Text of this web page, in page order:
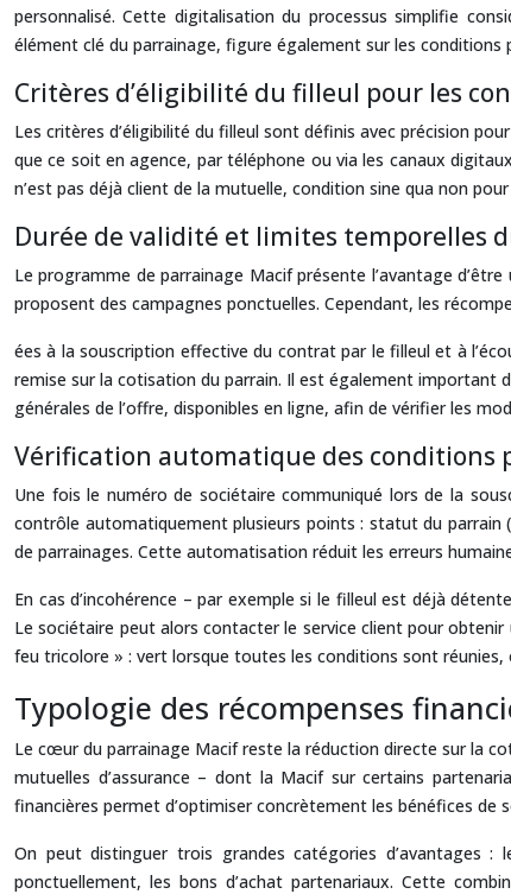
personnalisé. Cette digitalisation du processus simplifie
élément clé du parrainage, figure également sur les conditions
Critères d’éligibilité du filleul pour les
Les critères d’éligibilité du filleul sont définis avec précision
que ce soit en agence, par téléphone ou via les canaux
n’est pas déjà client de la mutuelle, condition sine qua non
Durée de validité et limites temporelles
Le programme de parrainage Macif présente l’avantage
proposent des campagnes ponctuelles. Cependant, les
ées à la souscription effective du contrat par le filleul et à
remise sur la cotisation du parrain. Il est également
générales de l’offre, disponibles en ligne, afin de vérifier les
Vérification automatique des conditions
Une fois le numéro de sociétaire communiqué lors de la
contrôle automatiquement plusieurs points : statut du parrain
de parrainages. Cette automatisation réduit les erreurs
En cas d’incohérence – par exemple si le filleul est déjà
Le sociétaire peut alors contacter le service client pour obtenir
feu tricolore » : vert lorsque toutes les conditions sont réunies,
Typologie des récompenses
Le cœur du parrainage Macif reste la réduction directe sur la
mutuelles d’assurance – dont la Macif sur certains
financières permet d’optimiser concrètement les bénéfices
On peut distinguer trois grandes catégories d’avantages
ponctuellement, les bons d’achat partenariaux. Cette